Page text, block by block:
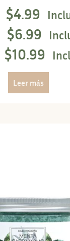
$4.99
$6.99
$10.99
Leer más